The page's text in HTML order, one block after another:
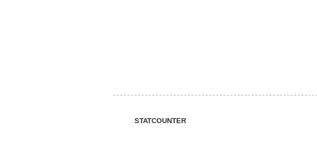
STATCOUNTER